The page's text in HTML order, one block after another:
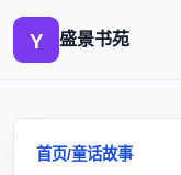
盛景书苑
首页/童话故事